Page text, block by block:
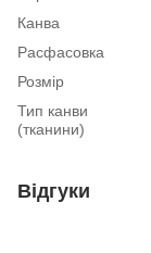
Канва
Расфасовка
Розмір
Тип канви
(тканини)
Відгуки